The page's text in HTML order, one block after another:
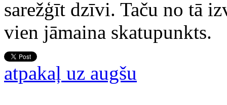
sarežģīt dzīvi. Taču no tā
vien jāmaina skatupunkts.
atpakaļ uz augšu